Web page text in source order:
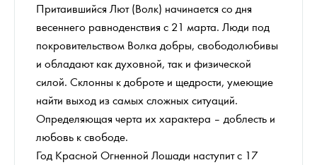
Притаившийся Лют (Волк) начинается со дня
весеннего равноденствия с 21 марта. Люди под
покровительством Волка добры, свободолюбивы
и обладают как духовной, так и физической
силой. Склонны к доброте и щедрости, умеющие
найти выход из самых сложных ситуаций.
Определяющая черта их характера – доблесть и
любовь к свободе.
Год Красной Огненной Лошади наступит с 17